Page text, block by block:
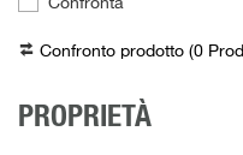
Confronta
Confronto prodotto (0
PROPRIETÀ